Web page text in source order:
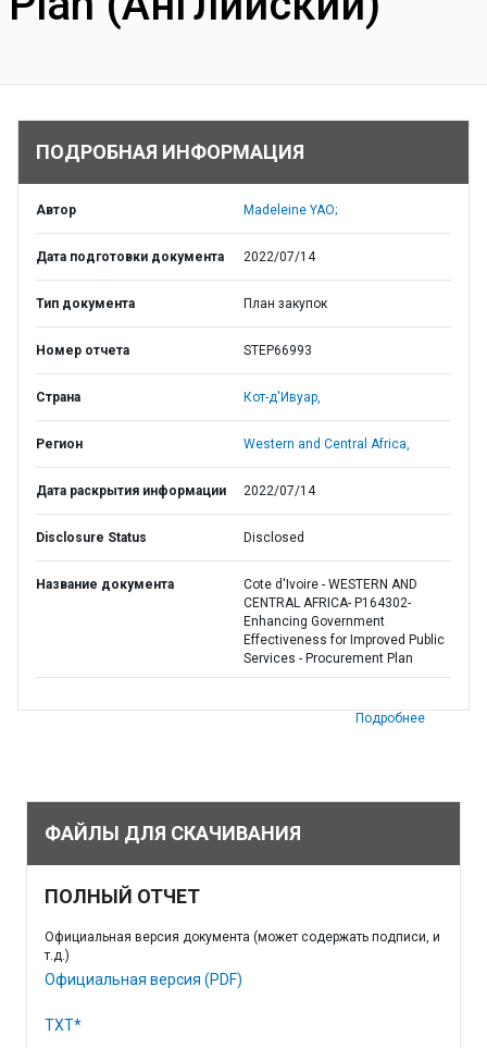
ПОДРОБНАЯ ИНФОРМАЦИЯ
Автор Madeleine YAO;
Дата подготовки документа 2022/07/14
Тип документа План закупок
Номер отчета STEP66993
Страна Кот-д'Ивуар,
Регион Western and Central Africa,
Дата раскрытия информации 2022/07/14
Disclosure Status Disclosed
Название документа
Cote d'Ivoire - WESTERN AND
CENTRAL AFRICA- P164302-
Enhancing Government
Effectiveness for Improved Public
Services - Procurement Plan
Подробнее
ФАЙЛЫ ДЛЯ СКАЧИВАНИЯ
ПОЛНЫЙ ОТЧЕТ
Официальная версия документа (может содержать подписи, и
т.д.)
Официальная версия (PDF)
TXT*